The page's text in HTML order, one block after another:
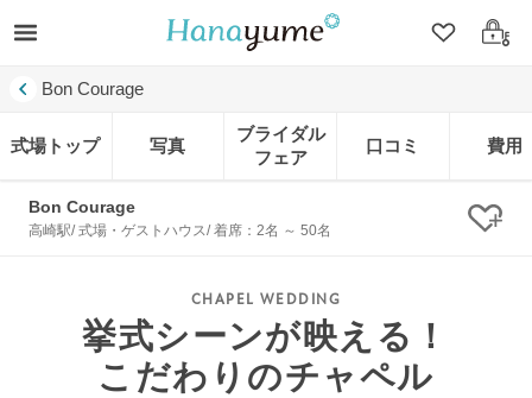
クリップ
ログ
Bon Courage
式場トップ 写真
ブライダル
フェア
口コミ 費用
Bon Courage
高崎駅/ 式場・ゲストハウス/ 着席：2名 ～ 50名 ク
挙式シーンが映える！
こだわりのチャペル